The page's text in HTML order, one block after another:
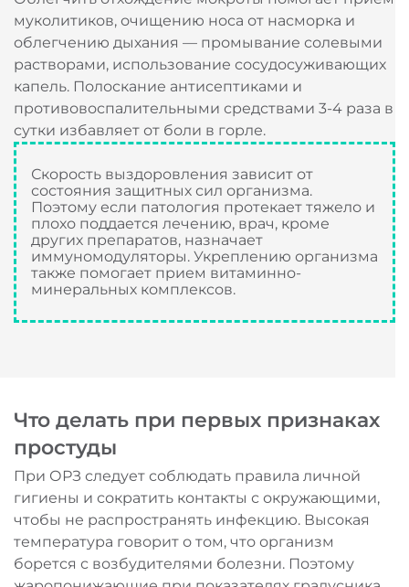
Облегчить отхождение мокроты помогает прием
муколитиков, очищению носа от насморка и
облегчению дыхания — промывание солевыми
растворами, использование сосудосуживающих
капель. Полоскание антисептиками и
противовоспалительными средствами 3-4 раза в
сутки избавляет от боли в горле.
Скорость выздоровления зависит от
состояния защитных сил организма.
Поэтому если патология протекает тяжело и
плохо поддается лечению, врач, кроме
других препаратов, назначает
иммуномодуляторы. Укреплению организма
также помогает прием витаминно-
минеральных комплексов.
Что делать при первых признаках
простуды
При ОРЗ следует соблюдать правила личной
гигиены и сократить контакты с окружающими,
чтобы не распространять инфекцию. Высокая
температура говорит о том, что организм
борется с возбудителями болезни. Поэтому